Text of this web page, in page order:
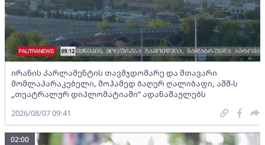
ირანის პარლამენტის თავმჯდომარე და მთავარი
მომლაპარაკებელი, მოჰამედ ბაღერ ღალიბაფი, აშშ-ს
„თეატრალურ დიპლომატიაში“ ადანაშაულებს
2026/08/07 09:41
02:00